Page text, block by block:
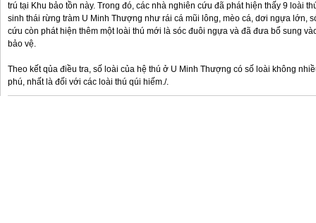
trú tại Khu bảo tồn này. Trong đó, các nhà nghiên cứu đã phát hiện thấy 9 loài
sinh thái rừng tràm U Minh Thượng như rái cá mũi lông, mèo cá, dơi ngựa lớn,
cứu còn phát hiện thêm một loài thú mới là sóc đuôi ngựa và đã đưa bổ sung
bảo vệ.
Theo kết qủa điều tra, số loài của hệ thú ở U Minh Thượng có số loài không
phú, nhất là đối với các loài thú qúi hiếm./.